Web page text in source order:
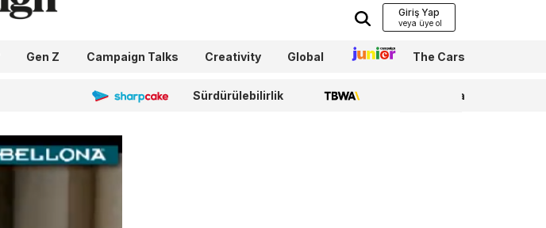
Giriş Yap
Gen Z Campaign Talks Creativity Global Junior The Cars
Sharpcake Sürdürülebilirlik TBWA WPP Media